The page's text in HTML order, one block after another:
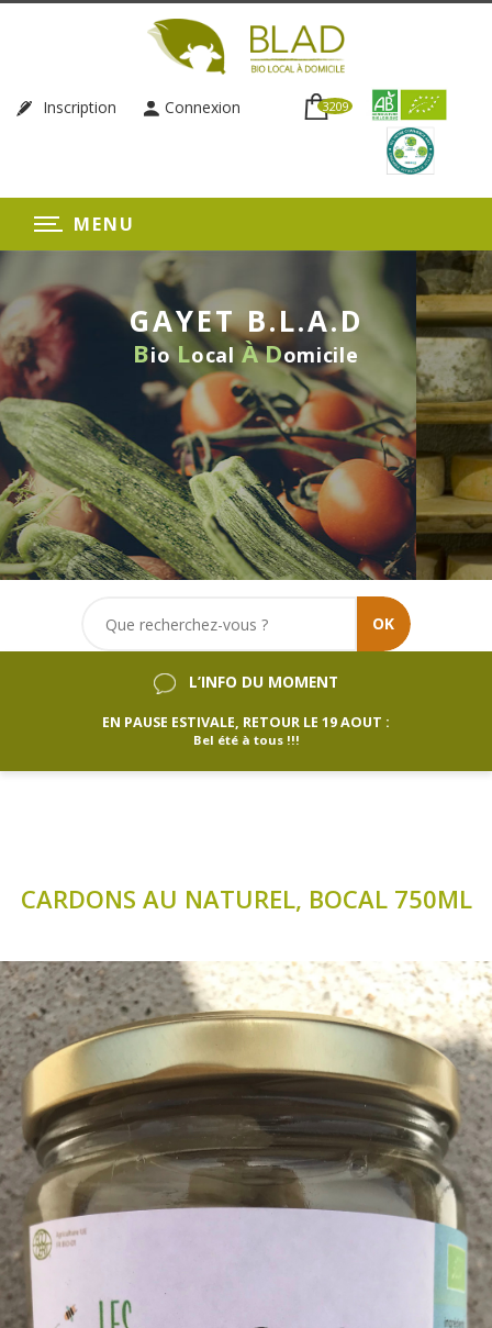
Inscription Connexion 3209
MENU
GAYET B.L.A.D
BioLocalÀDomicile
LIVRAISON HEBDOMADAIRE
SANS ENGAGEMENT
OK
L’INFO DU MOMENT
EN PAUSE ESTIVALE, RETOUR LE 19 AOUT :
Bel été à tous !!!
CARDONS AU NATUREL, BOCAL 750ML